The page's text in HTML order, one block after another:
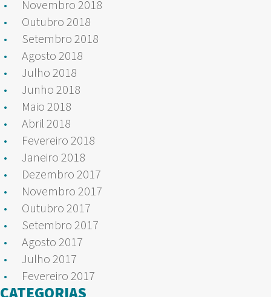
Novembro 2018
Outubro 2018
Setembro 2018
Agosto 2018
Julho 2018
Junho 2018
Maio 2018
Abril 2018
Fevereiro 2018
Janeiro 2018
Dezembro 2017
Novembro 2017
Outubro 2017
Setembro 2017
Agosto 2017
Julho 2017
Fevereiro 2017
CATEGORIAS